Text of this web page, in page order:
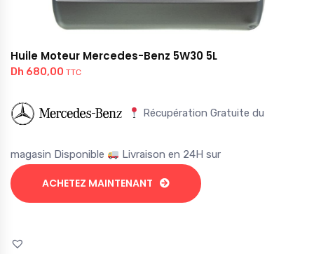
Huile Moteur Mercedes-Benz 5W30 5L
Dh 680,00 TTC
Récupération Gratuite du
magasin Disponible Livraison en 24H sur
ACHETEZ MAINTENANT